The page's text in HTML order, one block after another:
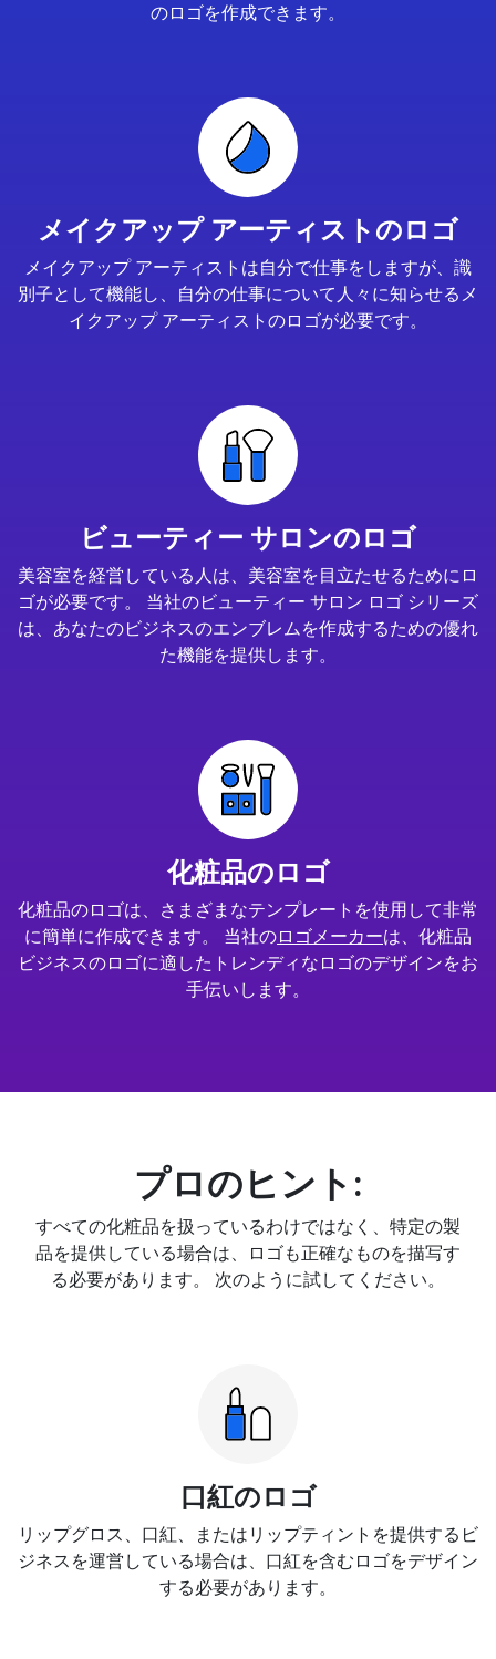
のロゴを作成できます。
メイクアップ アーティストのロゴ
メイクアップ アーティストは自分で仕事をしますが、識
別子として機能し、自分の仕事について人々に知らせるメ
イクアップ アーティストのロゴが必要です。
ビューティー サロンのロゴ
美容室を経営している人は、美容室を目立たせるためにロ
ゴが必要です。 当社のビューティー サロン ロゴ シリーズ
は、あなたのビジネスのエンブレムを作成するための優れ
た機能を提供します。
化粧品のロゴ
化粧品のロゴは、さまざまなテンプレートを使用して非常
に簡単に作成できます。 当社のロゴメーカーは、化粧品
ビジネスのロゴに適したトレンディなロゴのデザインをお
手伝いします。
プロのヒント:
すべての化粧品を扱っているわけではなく、特定の製
品を提供している場合は、ロゴも正確なものを描写す
る必要があります。 次のように試してください。
口紅のロゴ
リップグロス、口紅、またはリップティントを提供するビ
ジネスを運営している場合は、口紅を含むロゴをデザイン
する必要があります。